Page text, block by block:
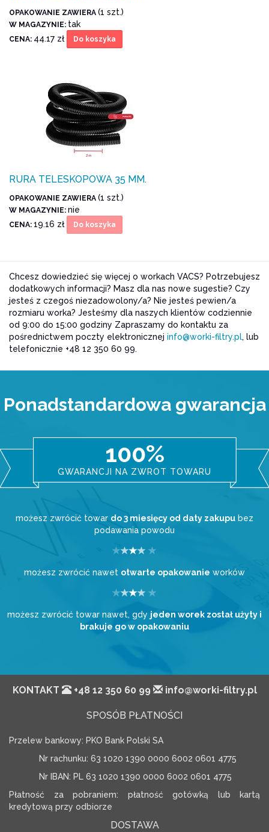
OPAKOWANIE ZAWIERA (1 szt.)
W MAGAZYNIE: tak
CENA: 44.17 zł Do koszyka
RURA TELESKOPOWA 35 MM.
OPAKOWANIE ZAWIERA (1 szt.)
W MAGAZYNIE: nie
CENA: 19.16 zł Do koszyka
Chcesz dowiedzieć się więcej o workach VACS? Potrzebujesz
dodatkowych informacji? Masz dla nas nowe sugestie? Czy
jesteś z czegoś niezadowolony/a? Nie jesteś pewien/a
rozmiaru worka? Jesteśmy dla naszych klientów codziennie
od 9:00 do 15:00 godziny Zapraszamy do kontaktu za
pośrednictwem poczty elektronicznej info@worki-filtry.pl, lub
telefonicznie +48 12 350 60 99.
Ponadstandardowa gwarancja
100%
GWARANCJI NA ZWROT TOWARU
możesz zwrócić towar do 3 miesięcy od daty zakupu bez
podawania powodu
możesz zwrócić nawet otwarte opakowanie worków
możesz zwrócić towar nawet, gdy jeden worek został użyty i
brakuje go w opakowaniu
KONTAKT +48 12 350 60 99 info@worki-filtry.pl
SPOSÓB PŁATNOŚCI
Przelew bankowy: PKO Bank Polski SA
Nr rachunku: 63 1020 1390 0000 6002 0601 4775
Nr IBAN: PL 63 1020 1390 0000 6002 0601 4775
Płatność za pobraniem: płatność gotówką lub kartą
kredytową przy odbiorze
DOSTAWA